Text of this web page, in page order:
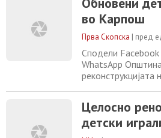
игралиште кое се
Парапунов
поставени се
останатата
катче, извести
во Карпош
Прва Скопска | пред
Сподели
WhatsApp
реконструкцијата
игралиштето на
Парапунов“
обновени се
Целосно
детски